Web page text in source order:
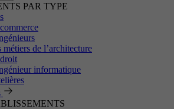
PAR TYPE
métiers de l’architecture
informatique